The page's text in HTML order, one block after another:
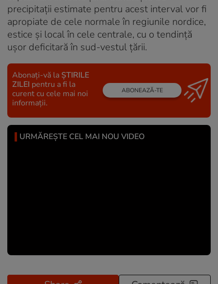
precipitații estimate pentru acest interval vor fi
apropiate de cele normale în regiunile nordice,
estice și local în cele centrale, cu o tendință
ușor deficitară în sud-vestul țării.
Abonați-vă la ȘTIRILE
ZILEI pentru a fi la
curent cu cele mai noi
informații.
ABONEAZĂ-TE
URMĂREȘTE CEL MAI NOU VIDEO